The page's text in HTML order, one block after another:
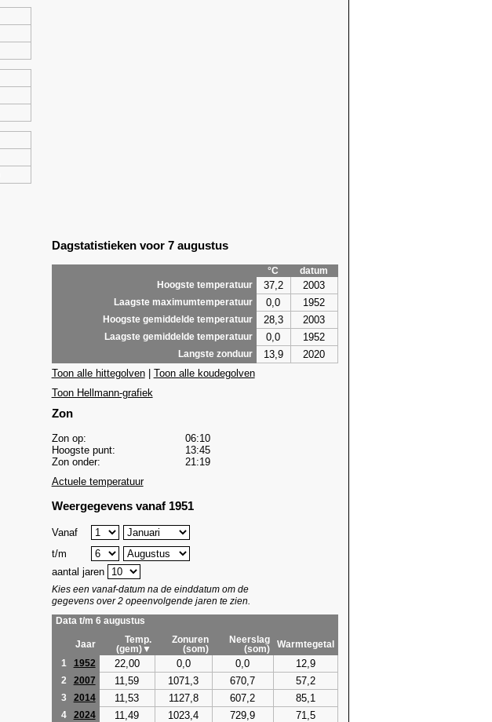
Dagstatistieken voor 7 augustus
°C
datum
Hoogste temperatuur
37,2 2003
Laagste maximumtemperatuur 0,0 1952
Hoogste gemiddelde temperatuur 28,3 2003
Laagste gemiddelde temperatuur 0,0 1952
Langste zonduur 13,9
2020
Toon alle hittegolven| Toon alle koudegolven
Toon Hellmann-grafiek
Zon
Zon op:
06:10
Hoogste punt:
13:45
Zon onder:
21:19
Actuele temperatuur
Weergegevens vanaf 1951
Vanaf
t/m
aantal jaren
Kies een vanaf-datum na de einddatum om de
gegevens over 2 opeenvolgende jaren te zien.
Data t/m 6 augustus
Jaar
Temp.
(gem)▼
Zonuren
(som)
Neerslag
(som)
Warmtegetal
1
1952 22,00 0,0 0,0 12,9
2 2007 11,59 1071,3 670,7 57,2
3 2014 11,53 1127,8 607,2 85,1
4 2024 11,49 1023,4 729,9 71,5